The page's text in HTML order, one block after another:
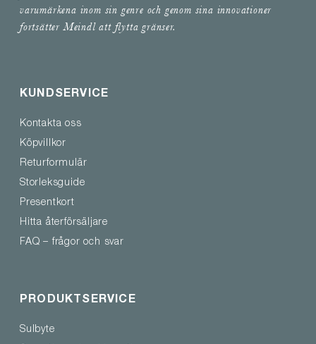
varumärkena inom sin genre och genom sina innovationer
fortsätter Meindl att flytta gränser.
KUNDSERVICE
Kontakta oss
Köpvillkor
Returformulär
Storleksguide
Presentkort
Hitta återförsäljare
FAQ – frågor och svar
PRODUKTSERVICE
Sulbyte